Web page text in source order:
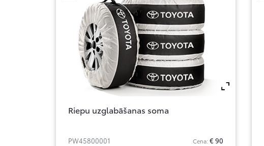
Riepu uzglabāšanas soma
PW45800001 Cena: € 90